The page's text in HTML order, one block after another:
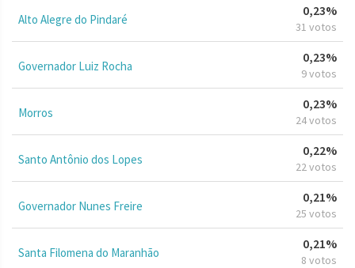
Alto Alegre do Pindaré
0,23%
31 votos
Governador Luiz Rocha
0,23%
9 votos
Morros
0,23%
24 votos
Santo Antônio dos Lopes
0,22%
22 votos
Governador Nunes Freire
0,21%
25 votos
Santa Filomena do Maranhão
0,21%
8 votos